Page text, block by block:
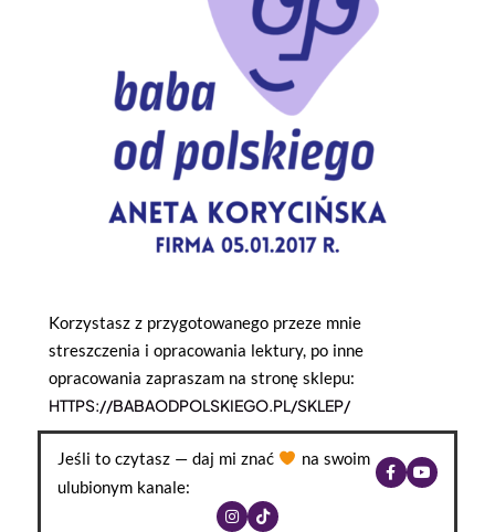
Korzystasz z przygotowanego przeze mnie
streszczenia i opracowania lektury, po inne
opracowania zapraszam na stronę sklepu:
HTTPS://BABAODPOLSKIEGO.PL/SKLEP/
Jeśli to czytasz — daj mi znać
na swoim
ulubionym kanale: